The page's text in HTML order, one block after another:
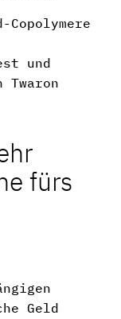
und
fürs
Geld